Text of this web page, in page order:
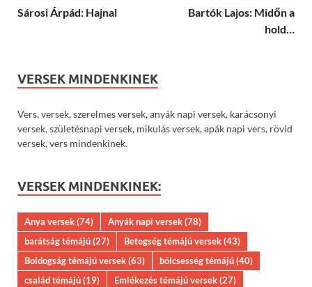
Sárosi Árpád: Hajnal
Bartók Lajos: Midőn a
hold…
VERSEK MINDENKINEK
Vers, versek, szerelmes versek, anyák napi versek, karácsonyi
versek, születésnapi versek, mikulás versek, apák napi vers, rövid
versek, vers mindenkinek.
VERSEK MINDENKINEK:
Anya versek(74) Anyák napi versek(78)
barátság témájú(27) Betegség témájú versek(43)
Boldogság témájú versek(63) bölcsesség témájú(40)
család témájú(19) Emlékezés témájú versek(27)